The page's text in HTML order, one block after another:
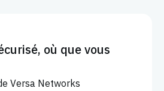
où que vous
Versa Networks